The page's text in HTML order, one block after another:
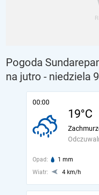
Pogoda
na jutro - niedziela
00:00
19°C
Opad: 1 mm
Wiatr:
4 km/h